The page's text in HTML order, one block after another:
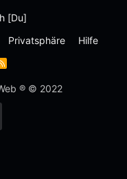
[Du]
Privatsphäre
Hilfe
R
S
® © 2022